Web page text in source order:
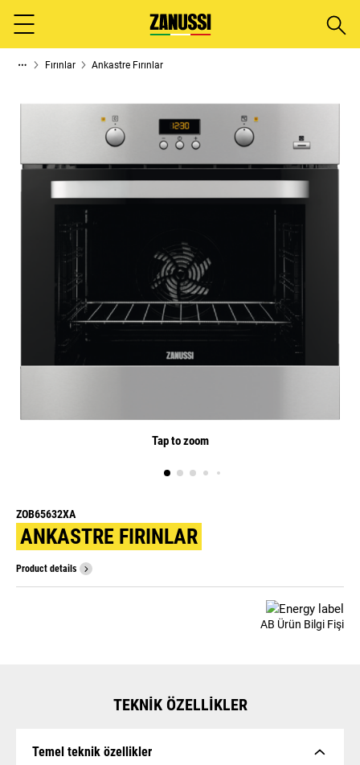
Menu
Arama
Fırınlar Ankastre Fırınlar
Tap to zoom
ZOB65632XA
ANKASTRE FIRINLAR
Product details
AB Ürün Bilgi Fişi
TEKNIK ÖZELLIKLER
Temel teknik özellikler